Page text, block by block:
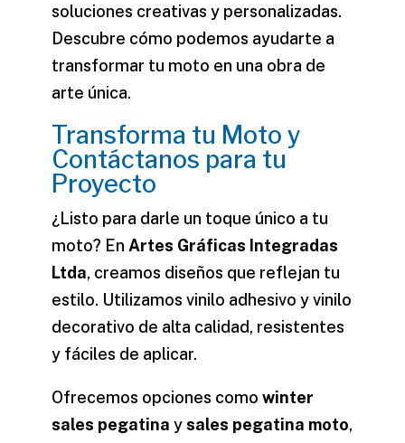
soluciones creativas y personalizadas.
Descubre cómo podemos ayudarte a
transformar tu moto en una obra de
arte única.
Transforma tu Moto y
Contáctanos para tu
Proyecto
¿Listo para darle un toque único a tu
moto? En Artes Gráficas Integradas
Ltda, creamos diseños que reflejan tu
estilo. Utilizamos vinilo adhesivo yvinilo
decorativo de alta calidad, resistentes
y fáciles de aplicar.
Ofrecemos opciones como winter
sales pegatina y sales pegatina moto,